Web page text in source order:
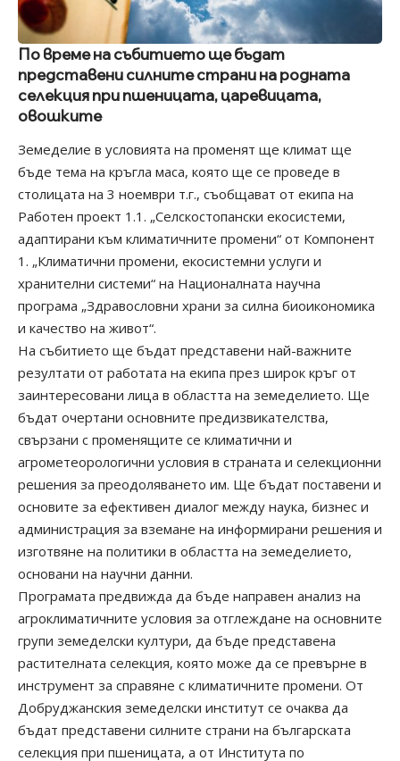
По време на събитието ще бъдат
представени силните страни на родната
селекция при пшеницата, царевицата,
овошките
Земеделие в условията на променят ще климат ще
бъде тема на кръгла маса, която ще се проведе в
столицата на 3 ноември т.г., съобщават от екипа на
Работен проект 1.1. „Селскостопански екосистеми,
адаптирани към климатичните промени“ от Компонент
1. „Климатични промени, екосистемни услуги и
хранителни системи“ на Националната научна
програма „Здравословни храни за силна биоикономика
и качество на живот“.
На събитието ще бъдат представени най-важните
резултати от работата на екипа през широк кръг от
заинтересовани лица в областта на земеделието. Ще
бъдат очертани основните предизвикателства,
свързани с променящите се климатични и
агрометеорологични условия в страната и селекционни
решения за преодоляването им. Ще бъдат поставени и
основите за ефективен диалог между наука, бизнес и
администрация за вземане на информирани решения и
изготвяне на политики в областта на земеделието,
основани на научни данни.
Програмата предвижда да бъде направен анализ на
агроклиматичните условия за отглеждане на основните
групи земеделски култури, да бъде представена
растителната селекция, която може да се превърне в
инструмент за справяне с климатичните промени. От
Добруджанския земеделски институт се очаква да
бъдат представени силните страни на българската
селекция при пшеницата, а от Института по